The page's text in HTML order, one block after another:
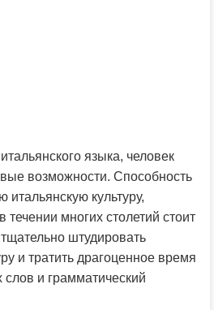
языка, человек
возможности. Способность
итальянскую культуру,
многих столетий стоит
штудировать
и тратить драгоценное время
и грамматический